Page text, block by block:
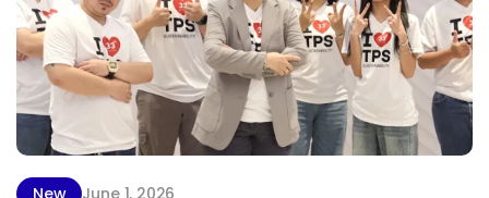
New June 1, 2026